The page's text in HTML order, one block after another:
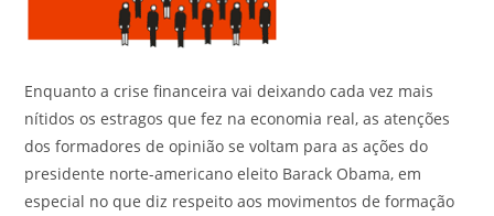
Enquanto a crise financeira vai deixando cada vez mais
nítidos os estragos que fez na economia real, as atenções
dos formadores de opinião se voltam para as ações do
presidente norte-americano eleito Barack Obama, em
especial no que diz respeito aos movimentos de formação